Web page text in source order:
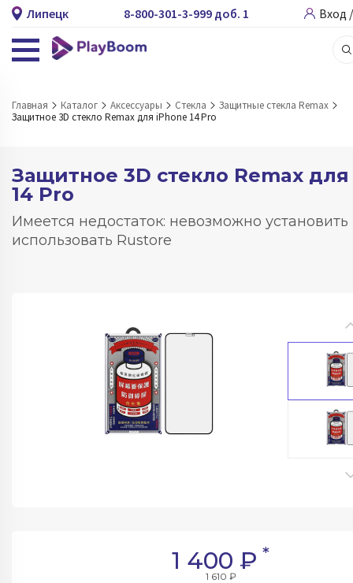
Липецк 8-800-301-3-999 доб. 1 Вход
Главная Каталог Аксессуары Стекла
Защитные стекла Remax
Защитное 3D стекло Remax для iPhone 14 Pro
Защитное 3D стекло Remax
14 Pro
Имеется недостаток: невозможно установить
использовать Rustore
1 400 ₽ *
1 610 ₽